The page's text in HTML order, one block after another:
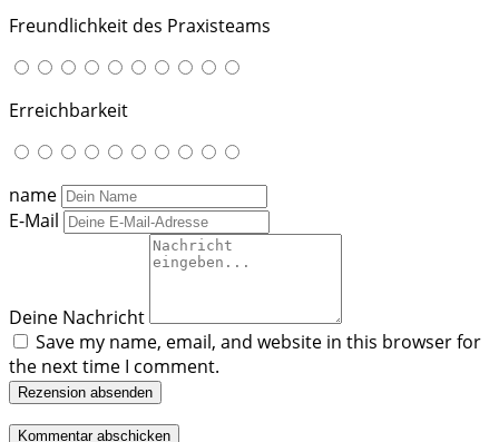
Freundlichkeit des Praxisteams
Erreichbarkeit
name
E-Mail
Deine Nachricht
Save my name, email, and website in this browser for
the next time I comment.
Rezension absenden